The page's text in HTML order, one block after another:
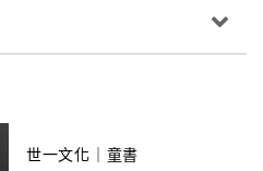
世一文化｜童書